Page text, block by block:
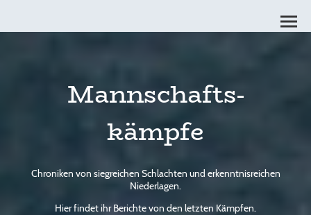
Mannschafts-
kämpfe
Chroniken von siegreichen Schlachten und erkenntnisreichen
Niederlagen.
Hier findet ihr Berichte von den letzten Kämpfen.